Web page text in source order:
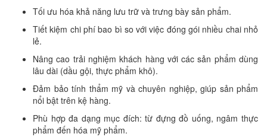
Tối ưu hóa khả năng lưu trữ và trưng bày sản phẩm.
Tiết kiệm chi phí bao bì so với việc đóng gói nhiều chai nhỏ
lẻ.
Nâng cao trải nghiệm khách hàng với các sản phẩm dùng
lâu dài (dầu gội, thực phẩm khô).
Đảm bảo tính thẩm mỹ và chuyên nghiệp, giúp sản phẩm
nổi bật trên kệ hàng.
Phù hợp đa dạng mục đích: từ đựng đồ uống, ngâm thực
phẩm đến hóa mỹ phẩm.